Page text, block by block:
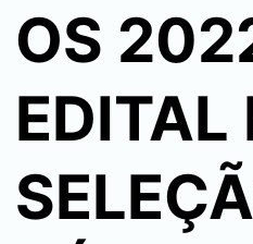
OS
EDITAL